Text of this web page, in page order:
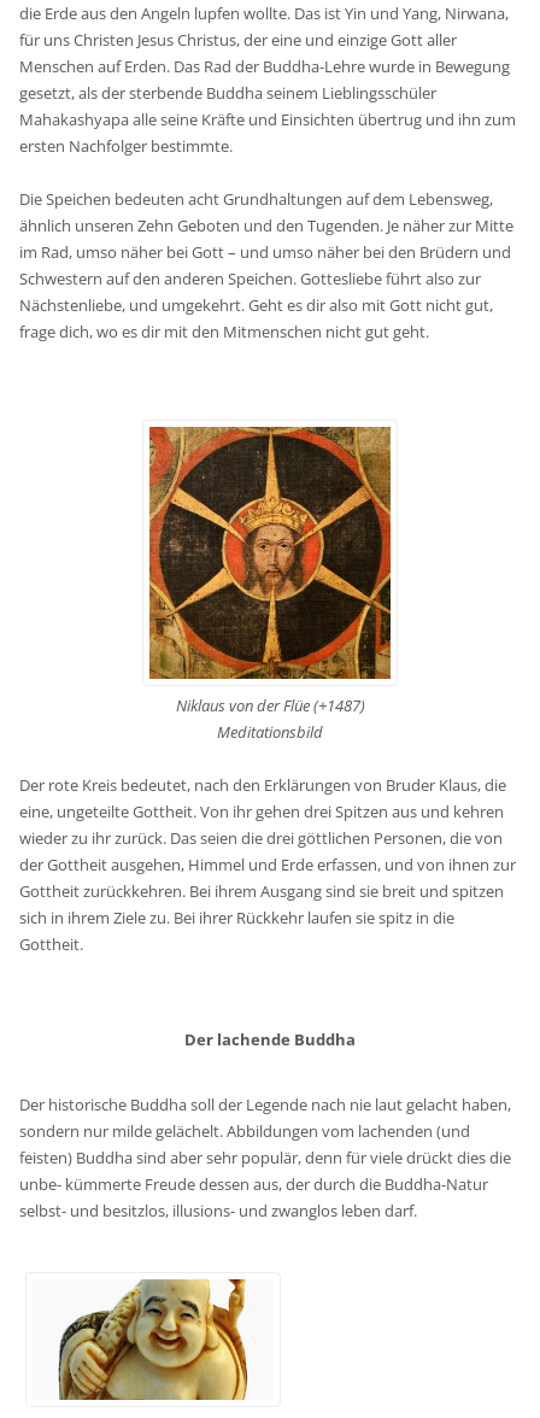
die Erde aus den Angeln lupfen wollte. Das ist Yin und Yang, Nirwana,
für uns Christen Jesus Christus, der eine und einzige Gott aller
Menschen auf Erden. Das Rad der Buddha-Lehre wurde in Bewegung
gesetzt, als der sterbende Buddha seinem Lieblingsschüler
Mahakashyapa alle seine Kräfte und Einsichten übertrug und ihn zum
ersten Nachfolger bestimmte.
Die Speichen bedeuten acht Grundhaltungen auf dem Lebensweg,
ähnlich unseren Zehn Geboten und den Tugenden. Je näher zur Mitte
im Rad, umso näher bei Gott – und umso näher bei den Brüdern und
Schwestern auf den anderen Speichen. Gottesliebe führt also zur
Nächstenliebe, und umgekehrt. Geht es dir also mit Gott nicht gut,
frage dich, wo es dir mit den Mitmenschen nicht gut geht.
Niklaus von der Flüe (+1487)
Meditationsbild
Der rote Kreis bedeutet, nach den Erklärungen von Bruder Klaus, die
eine, ungeteilte Gottheit. Von ihr gehen drei Spitzen aus und kehren
wieder zu ihr zurück. Das seien die drei göttlichen Personen, die von
der Gottheit ausgehen, Himmel und Erde erfassen, und von ihnen zur
Gottheit zurückkehren. Bei ihrem Ausgang sind sie breit und spitzen
sich in ihrem Ziele zu. Bei ihrer Rückkehr laufen sie spitz in die
Gottheit.
Der lachende Buddha
Der historische Buddha soll der Legende nach nie laut gelacht haben,
sondern nur milde gelächelt. Abbildungen vom lachenden (und
feisten) Buddha sind aber sehr populär, denn für viele drückt dies die
unbe- kümmerte Freude dessen aus, der durch die Buddha-Natur
selbst- und besitzlos, illusions- und zwanglos leben darf.